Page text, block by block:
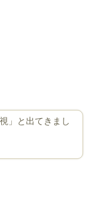
」と出てきまし